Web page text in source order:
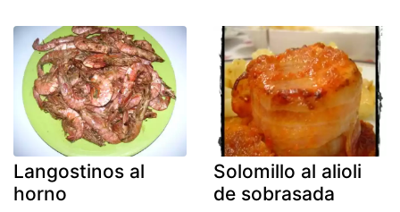
Langostinos al
horno
Solomillo al alioli
de sobrasada